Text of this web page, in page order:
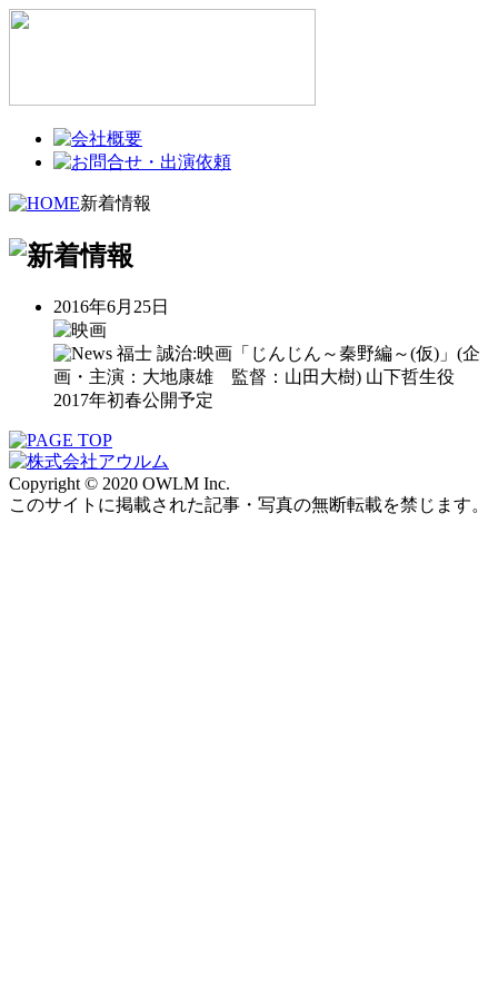
新着情報
2016年6月25日
福士 誠治:映画「じんじん～秦野編～(仮)」(企
画・主演：大地康雄 監督：山田大樹) 山下哲生役
2017年初春公開予定
Copyright © 2020 OWLM Inc.
このサイトに掲載された記事・写真の無断転載を禁じます。